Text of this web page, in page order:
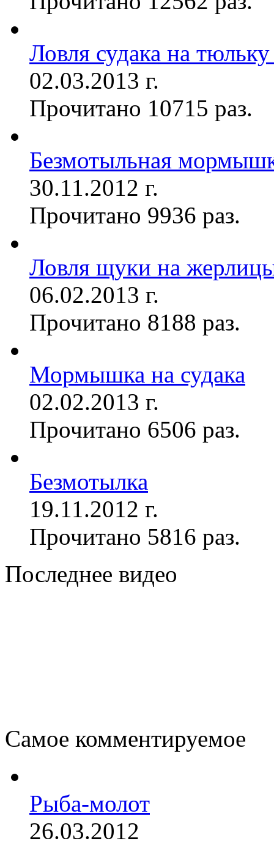
Ловля судака на
02.03.2013 г.
Прочитано 10715 раз.
Безмотыльная
30.11.2012 г.
Прочитано 9936 раз.
Ловля щуки на
06.02.2013 г.
Прочитано 8188 раз.
Мормышка на судака
02.02.2013 г.
Прочитано 6506 раз.
Безмотылка
19.11.2012 г.
Прочитано 5816 раз.
Последнее видео
Самое комментируемое
Рыба-молот
26.03.2012